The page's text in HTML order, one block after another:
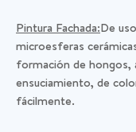
Pintura Fachada:De
microesferas
formación de hongos,
ensuciamiento, de
fácilmente.